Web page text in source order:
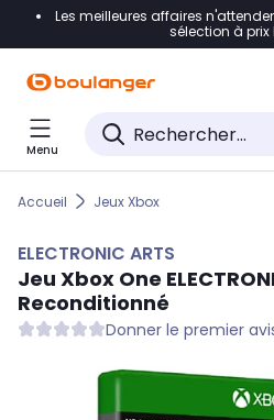
Accéder directement à la
Accéder directement au pied
Accéder directement au
Les meilleures affaires
sélection à prix
Menu
Accueil Jeux Xbox
ELECTRONIC ARTS
Jeu Xbox One
Reconditionné
Donner le premier